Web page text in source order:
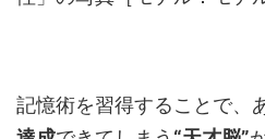
記憶術を習得することで、